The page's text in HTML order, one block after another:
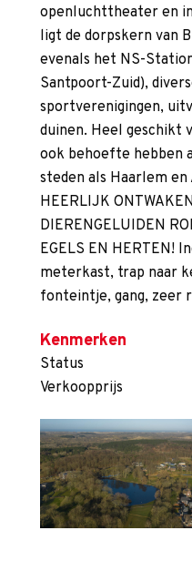
openluchttheater en
ligt de dorpskern van
evenals het NS-
Santpoort-Zuid),
sportverenigingen,
duinen. Heel geschikt
ook behoefte hebben
steden als Haarlem en
HEERLIJK
DIERENGELUIDEN
EGELS EN HERTEN!
meterkast, trap naar
fonteintje, gang, zeer
Kenmerken
Status
Verkoopprijs